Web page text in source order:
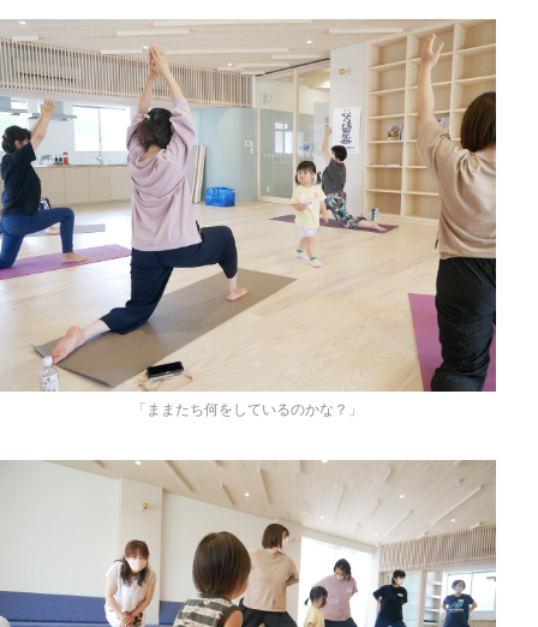
「ままたち何をしているのかな？」